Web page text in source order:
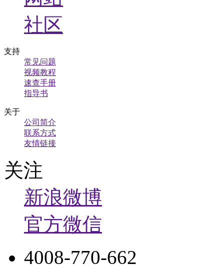
社区
支持
常见问题
视频教程
速查手册
指导书
关于
公司简介
联系方式
友情链接
关注
新浪微博
官方微信
4008-770-662